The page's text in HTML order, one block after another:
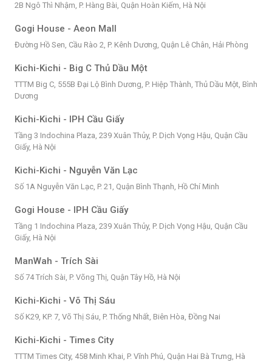
2B Ngô Thì Nhậm, P. Hàng Bài, Quận Hoàn Kiếm, Hà Nội
Gogi House - Aeon Mall
Đường Hồ Sen, Cầu Rào 2, P. Kênh Dương, Quận Lê Chân, Hải Phòng
Kichi-Kichi - Big C Thủ Dầu Một
TTTM Big C, 555B Đại Lộ Bình Dương, P. Hiệp Thành, Thủ Dầu Một, Bình
Dương
Kichi-Kichi - IPH Cầu Giấy
Tầng 3 Indochina Plaza, 239 Xuân Thủy, P. Dịch Vọng Hậu, Quận Cầu
Giấy, Hà Nội
Kichi-Kichi - Nguyễn Văn Lạc
Số 1A Nguyễn Văn Lạc, P. 21, Quận Bình Thạnh, Hồ Chí Minh
Gogi House - IPH Cầu Giấy
Tầng 1 Indochina Plaza, 239 Xuân Thủy, P. Dịch Vọng Hậu, Quận Cầu
Giấy, Hà Nội
ManWah - Trích Sài
Số 74 Trích Sài, P. Võng Thị, Quận Tây Hồ, Hà Nội
Kichi-Kichi - Võ Thị Sáu
Số K29, KP. 7, Võ Thị Sáu, P. Thống Nhất, Biên Hòa, Đồng Nai
Kichi-Kichi - Times City
TTTM Times City, 458 Minh Khai, P. Vĩnh Phú, Quận Hai Bà Trưng, Hà